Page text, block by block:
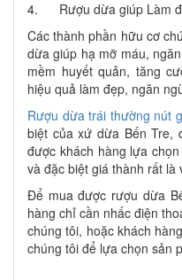
4. Rượu dừa giúp Làm
Các thành phần hữu cơ
dừa giúp hạ mỡ máu,
mềm huyết quản, tăng
hiệu quả làm đẹp, ngăn
Rượu dừa trái thường nút
biệt của xứ dừa Bến Tre,
được khách hàng lựa
và đặc biệt giá thành rất là
Để mua được rượu dừa
hàng chỉ cần nhấc điện
chúng tôi, hoặc khách
chúng tôi để lựa chọn sản